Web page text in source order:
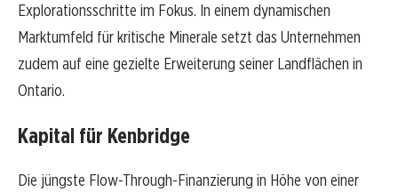
Explorationsschritte im Fokus. In einem dynamischen
Marktumfeld für kritische Minerale setzt das Unternehmen
zudem auf eine gezielte Erweiterung seiner Landflächen in
Ontario.
Kapital für Kenbridge
Die jüngste Flow-Through-Finanzierung in Höhe von einer